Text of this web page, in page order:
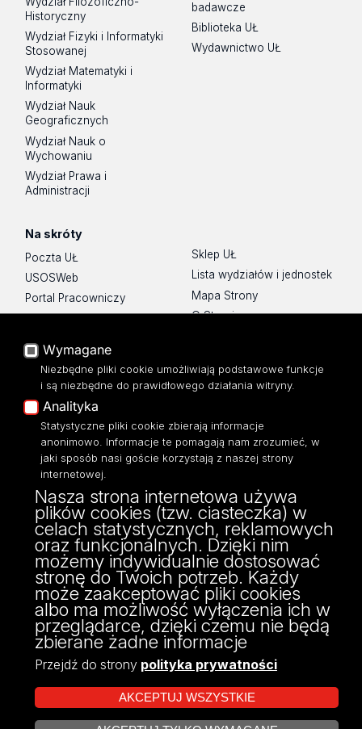
Historyczny
Wydział Fizyki i Informatyki
Stosowanej
Wydział Matematyki i
Informatyki
Wydział Nauk
Geograficznych
Wydział Nauk o
Wychowaniu
Wydział Prawa i
Administracji
badawcze
Biblioteka UŁ
Wydawnictwo UŁ
Na skróty
Poczta UŁ
USOSWeb
Portal Pracowniczy
Baza Aktów Własnych
Moodle
Eksperci UŁ
Polityka Prywatności
Dostępność
Sklep UŁ
Lista wydziałów i jednostek
Mapa Strony
O Stronie
ul. Narutowicza 68, 90-136 Łódź
NIP: 724 000 32 43
Adres do doręczeń elektronicznych (ADE):
AE:PL-74796-17640-IHHIV-17
KONTAKT
Wymagane
Niezbędne pliki cookie umożliwiają podstawowe funkcje
i są niezbędne do prawidłowego działania witryny.
Analityka
Statystyczne pliki cookie zbierają informacje
anonimowo. Informacje te pomagają nam zrozumieć, w
jaki sposób nasi goście korzystają z naszej strony
internetowej.
Nasza strona internetowa używa
plików cookies (tzw. ciasteczka) w
celach statystycznych, reklamowych
oraz funkcjonalnych. Dzięki nim
możemy indywidualnie dostosować
stronę do Twoich potrzeb. Każdy
może zaakceptować pliki cookies
albo ma możliwość wyłączenia ich w
przeglądarce, dzięki czemu nie będą
zbierane żadne informacje
Przejdź do strony polityka prywatności
AKCEPTUJ WSZYSTKIE